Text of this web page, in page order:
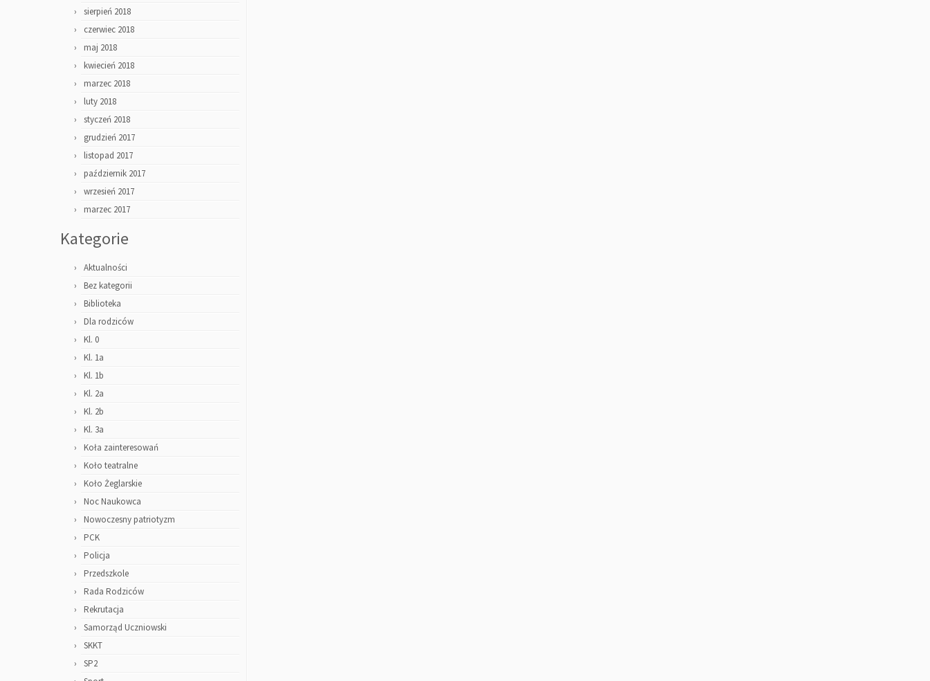
sierpień 2018
czerwiec 2018
maj 2018
kwiecień 2018
marzec 2018
luty 2018
styczeń 2018
grudzień 2017
listopad 2017
październik 2017
wrzesień 2017
marzec 2017
Kategorie
Aktualności
Bez kategorii
Biblioteka
Dla rodziców
Kl. 0
Kl. 1a
Kl. 1b
Kl. 2a
Kl. 2b
Kl. 3a
Koła zainteresowań
Koło teatralne
Koło Żeglarskie
Noc Naukowca
Nowoczesny patriotyzm
PCK
Policja
Przedszkole
Rada Rodziców
Rekrutacja
Samorząd Uczniowski
SKKT
SP2